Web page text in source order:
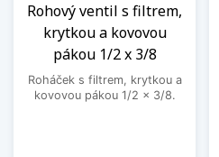
Rohový ventil s filtrem,
krytkou a kovovou
pákou 1/2 x 3/8
Roháček s filtrem, krytkou a
kovovou pákou 1/2 x 3/8.